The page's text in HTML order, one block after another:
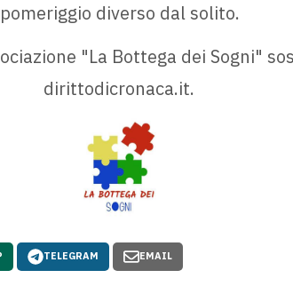
diverso dal solito.
"La Bottega dei Sogni"
dirittodicronaca.it.
TELEGRAM EMAIL